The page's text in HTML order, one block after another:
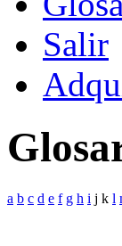
Salir
a b c d e f g h i j k l